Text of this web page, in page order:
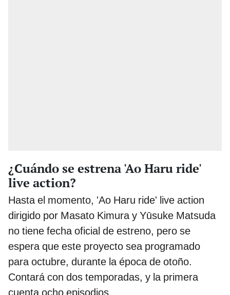
¿Cuándo se estrena 'Ao Haru ride'
live action?
Hasta el momento, 'Ao Haru ride' live action
dirigido por Masato Kimura y Yūsuke Matsuda
no tiene fecha oficial de estreno, pero se
espera que este proyecto sea programado
para octubre, durante la época de otoño.
Contará con dos temporadas, y la primera
cuenta ocho episodios.